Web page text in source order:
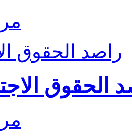
راصد الحقوق
الحقوق